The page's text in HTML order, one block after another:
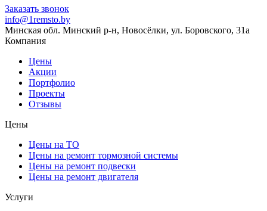
Заказать звонок
info@1remsto.by
Минская обл. Минский р-н, Новосёлки, ул. Боровского, 31а
Компания
Цены
Акции
Портфолио
Проекты
Отзывы
Цены
Цены на ТО
Цены на ремонт тормозной системы
Цены на ремонт подвески
Цены на ремонт двигателя
Услуги